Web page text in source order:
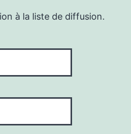
à la liste de diffusion.